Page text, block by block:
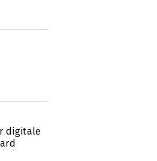
digitale